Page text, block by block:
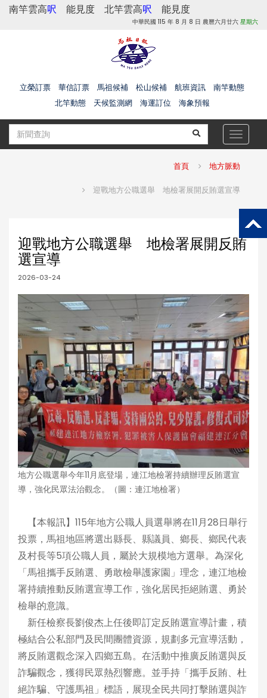
南竿雲高呎 能見度 北竿雲高呎 能見度
中華民國 115 年 8 月 8 日 農曆六月廿六 星期六
立榮訂票 華信訂票 馬祖候補 松山候補 航班資訊
南竿動態
北竿動態
天候監測網 海運訂位 海象預報
Toggle
首頁 地方脈動
迎戰地方公職選舉 地檢署展開反賄選宣導
迎戰地方公職選舉 地檢署展開反賄
選宣導
2026-03-24
地方公職選舉今年11月底登場，連江地檢署持續辦理反賄選宣
導，強化民眾法治觀念。（圖：連江地檢署）
【本報訊】115年地方公職人員選舉將在11月28日舉行
投票，馬祖地區將選出縣長、縣議員、鄉長、鄉民代表
及村長等5項公職人員，屬於大規模地方選舉。為深化
「馬祖攜手反賄選、勇敢檢舉護家園」理念，連江地檢
署持續推動反賄選宣導工作，強化居民拒絕賄選、勇於
檢舉的意識。
新任檢察長劉俊杰上任後即訂定反賄選宣導計畫，積
極結合公私部門及民間團體資源，規劃多元宣導活動，
將反賄選觀念深入四鄉五島。在活動中推廣反賄選與反
詐騙觀念，獲得民眾熱烈響應。並手持「攜手反賄、杜
絕詐騙、守護馬祖」標語，展現全民共同打擊賄選與詐